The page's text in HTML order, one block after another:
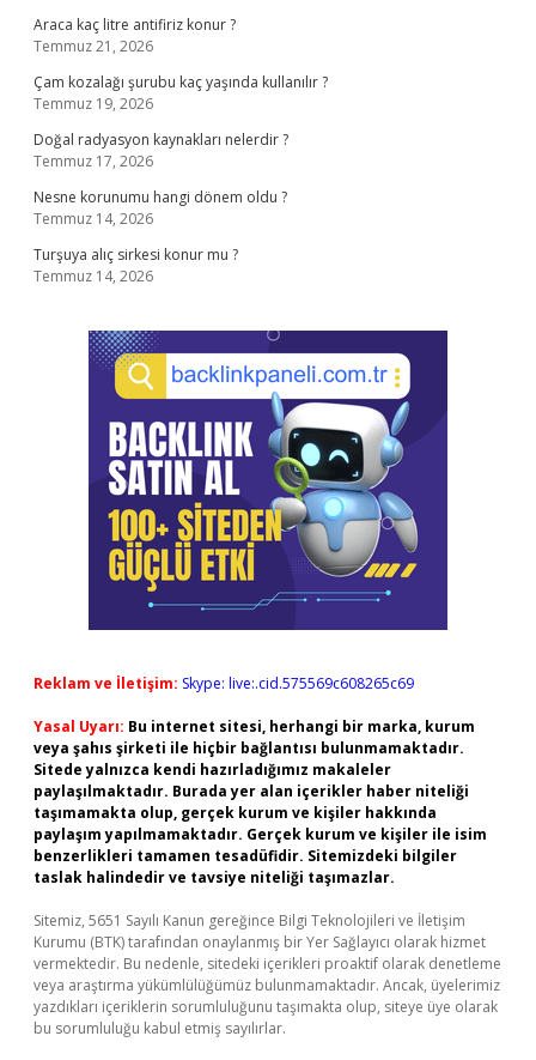
Araca kaç litre antifiriz konur ?
Temmuz 21, 2026
Çam kozalağı şurubu kaç yaşında kullanılır ?
Temmuz 19, 2026
Doğal radyasyon kaynakları nelerdir ?
Temmuz 17, 2026
Nesne korunumu hangi dönem oldu ?
Temmuz 14, 2026
Turşuya alıç sirkesi konur mu ?
Temmuz 14, 2026
Reklam ve İletişim: Skype: live:.cid.575569c608265c69
Yasal Uyarı: Bu internet sitesi, herhangi bir marka, kurum
veya şahıs şirketi ile hiçbir bağlantısı bulunmamaktadır.
Sitede yalnızca kendi hazırladığımız makaleler
paylaşılmaktadır. Burada yer alan içerikler haber niteliği
taşımamakta olup, gerçek kurum ve kişiler hakkında
paylaşım yapılmamaktadır. Gerçek kurum ve kişiler ile isim
benzerlikleri tamamen tesadüfidir. Sitemizdeki bilgiler
taslak halindedir ve tavsiye niteliği taşımazlar.
Sitemiz, 5651 Sayılı Kanun gereğince Bilgi Teknolojileri ve İletişim
Kurumu (BTK) tarafından onaylanmış bir Yer Sağlayıcı olarak hizmet
vermektedir. Bu nedenle, sitedeki içerikleri proaktif olarak denetleme
veya araştırma yükümlülüğümüz bulunmamaktadır. Ancak, üyelerimiz
yazdıkları içeriklerin sorumluluğunu taşımakta olup, siteye üye olarak
bu sorumluluğu kabul etmiş sayılırlar.